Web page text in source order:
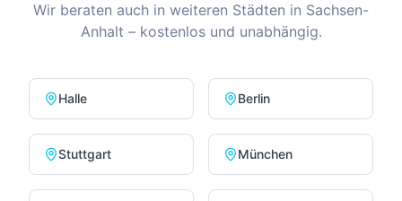
Wir beraten auch in weiteren Städten in Sachsen-
Anhalt – kostenlos und unabhängig.
Halle Berlin
Stuttgart München